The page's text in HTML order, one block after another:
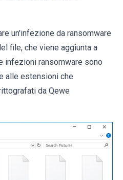
un'infezione da ransomware
file, che viene aggiunta a
infezioni ransomware sono
alle estensioni che
da Qewe